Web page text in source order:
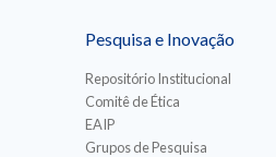
Pesquisa e Inovação
Repositório Institucional
Comitê de Ética
EAIP
Grupos de Pesquisa